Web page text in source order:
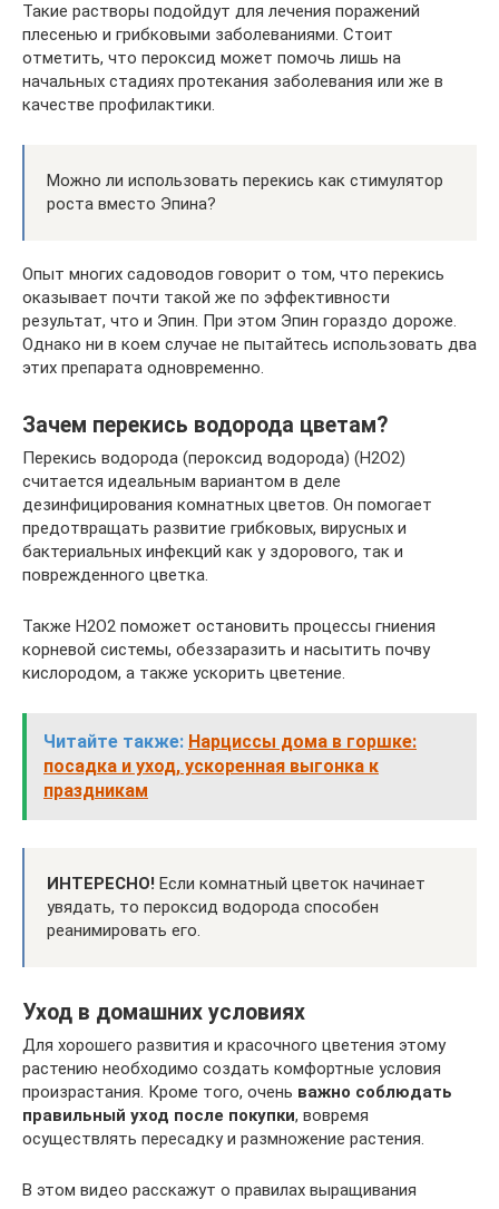
Такие растворы подойдут для лечения поражений
плесенью и грибковыми заболеваниями. Стоит
отметить, что пероксид может помочь лишь на
начальных стадиях протекания заболевания или же в
качестве профилактики.
Можно ли использовать перекись как стимулятор
роста вместо Эпина?
Опыт многих садоводов говорит о том, что перекись
оказывает почти такой же по эффективности
результат, что и Эпин. При этом Эпин гораздо дороже.
Однако ни в коем случае не пытайтесь использовать два
этих препарата одновременно.
Зачем перекись водорода цветам?
Перекись водорода (пероксид водорода) (H2O2)
считается идеальным вариантом в деле
дезинфицирования комнатных цветов. Он помогает
предотвращать развитие грибковых, вирусных и
бактериальных инфекций как у здорового, так и
поврежденного цветка.
Также H2O2 поможет остановить процессы гниения
корневой системы, обеззаразить и насытить почву
кислородом, а также ускорить цветение.
Читайте также: Нарциссы дома в горшке:
посадка и уход, ускоренная выгонка к
праздникам
ИНТЕРЕСНО! Если комнатный цветок начинает
увядать, то пероксид водорода способен
реанимировать его.
Уход в домашних условиях
Для хорошего развития и красочного цветения этому
растению необходимо создать комфортные условия
произрастания. Кроме того, очень важно соблюдать
правильный уход после покупки, вовремя
осуществлять пересадку и размножение растения.
В этом видео расскажут о правилах выращивания